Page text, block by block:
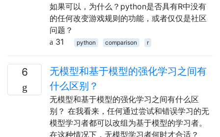
如果可以，为什么？python是否具有R中没有
的任何改变游戏规则的功能，或者仅仅是社区
问题？
31
python comparison r
6
无模型和基于模型的强化学习之间有
什么区别？
无模型和基于模型的强化学习之间有什么区
别？ 在我看来，任何通过尝试和错误学习的无
模型学习者都可以改组为基于模型的学习者。
在这种情况下，无模型学习者何时才合适？